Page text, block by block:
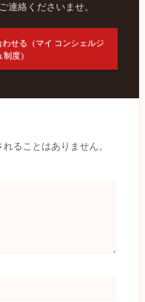
連絡くださいませ。
せる（マイ コンシェルジ
制度）
ることはありません。